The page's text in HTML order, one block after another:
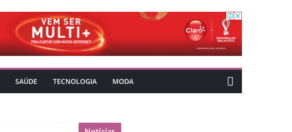
SAÚDE TECNOLOGIA MODA